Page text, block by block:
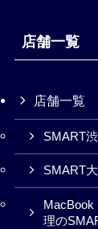
店舗一覧
店舗一覧
SMART
SMART
MacBook
理の